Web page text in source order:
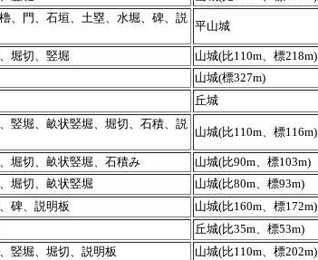
、門、石垣、土塁、水堀、碑、説
平山城
堀切、竪堀 山城(比110m、標218m)
山城(標327m)
丘城
竪堀、畝状竪堀、堀切、石積、説
山城(比110m、標116m)
堀切、畝状竪堀、石積み 山城(比90m、標103m)
堀切、畝状竪堀 山城(比80m、標93m)
碑、説明板 山城(比160m、標172m)
丘城(比35m、標53m)
竪堀、堀切、説明板 山城(比110m、標202m)